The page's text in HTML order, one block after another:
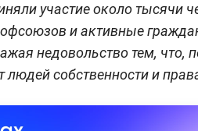
участие около тысячи
и активные
недовольство тем, что,
людей собственности и